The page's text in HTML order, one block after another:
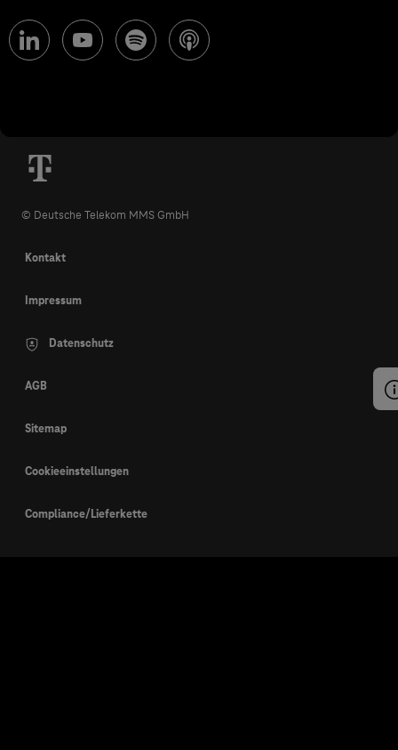
© Deutsche Telekom MMS GmbH
Kontakt
Impressum
Datenschutz
AGB
Sitemap
Cookieeinstellungen
Compliance/Lieferkette